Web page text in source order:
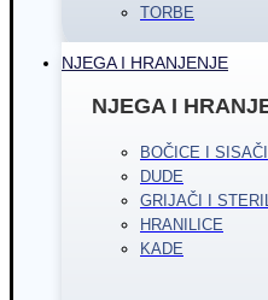
TORBE
NJEGA I HRANJENJE
NJEGA I
BOČICE I SISAČI
DUDE
GRIJAČI I
HRANILICE
KADE